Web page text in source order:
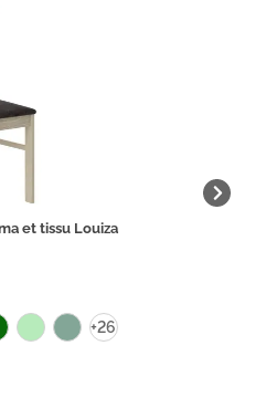
et tissu Louiza
+26